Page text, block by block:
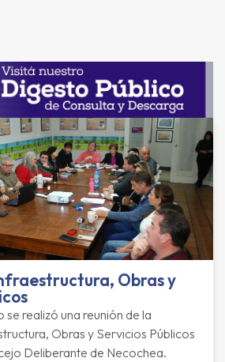
Obras y
se realizó una reunión de la
Obras y Servicios Públicos
Deliberante de Necochea.